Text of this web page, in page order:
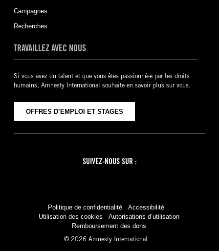
Campagnes
Recherches
TRAVAILLEZ AVEC NOUS
Si vous avez du talent et que vous êtes passionné-e par les droits
humains, Amnesty International souhaite en savoir plus sur vous.
OFFRES D’EMPLOI ET STAGES
Politique de confidentialité
Accessibilité
Utilisation des cookies
Autorisations d’utilisation
Remboursement des dons
© 2026 Amnesty International
SUIVEZ-NOUS SUR :